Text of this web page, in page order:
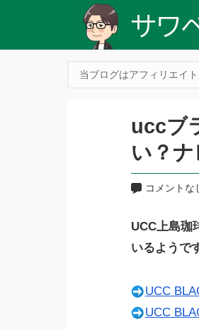
当ブログはアフィリエイ
uccブ
い？ナ
コメントな
UCC上島珈
いるようで
UCC
UCC